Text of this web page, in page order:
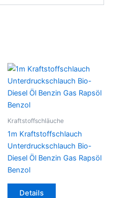
Kraftstoffschläuche
1m Kraftstoffschlauch
Unterdruckschlauch Bio-
Diesel Öl Benzin Gas Rapsöl
Benzol
Details
Dieses